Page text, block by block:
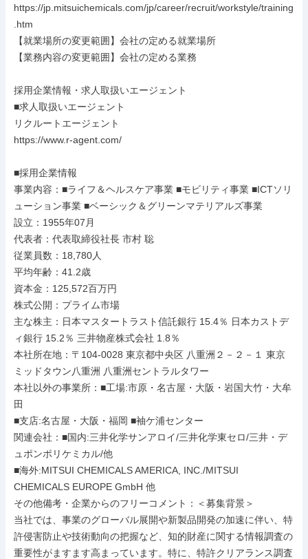
https://jp.mitsuichemicals.com/jp/career/recruit/workstyle/training
.htm
【就業場所の変更範囲】会社の定める就業場所
【業務内容の変更範囲】会社の定める業務
採用企業情報・求人取扱いエージェント
■求人取扱いエージェント
リクルートエージェント
https://www.r-agent.com/
■採用企業情報
事業内容：■ライフ＆ヘルスケア事業 ■モビリティ事業 ■ICTソリ
ューション事業 ■ベーシック＆グリーンマテリアルズ事業
設立：1955年07月
代表者：代表取締役社長 市村 聡
従業員数：18,780人
平均年齢：41.2歳
資本金：125,572百万円
株式公開：プライム市場
主な株主：日本マスタートラスト信託銀行 15.4％ 日本カストデ
ィ銀行 15.2％ 三井物産株式会社 1.8％
本社所在地：〒104-0028 東京都中央区 八重洲２－２－１ 東京
ミッドタウン八重洲 八重洲セントラルタワー
本社以外の事業所：■工場:市原・名古屋・大阪・岩国大竹・大牟
田
■支店:名古屋・大阪・福岡 ■袖ケ浦センター
関連会社：■国内:三井化学サンアロイ/三井化学東セロ/三井・デ
ュポンポリケミカル/他
■海外:MITSUI CHEMICALS AMERICA, INC./MITSUI
CHEMICALS EUROPE GmbH 他
その他備考・企業からのフリーコメント：＜募集背景＞
当社では、事業のグローバル展開や新製品開発の加速に伴い、特
許侵害防止や技術動向の把握など、知的財産に関する情報調査の
重要性がますます高まっています。特に、特許クリアランス調査